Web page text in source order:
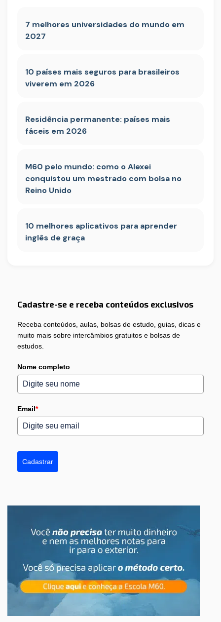
7 melhores universidades do mundo em
2027
10 países mais seguros para brasileiros
viverem em 2026
Residência permanente: países mais
fáceis em 2026
M60 pelo mundo: como o Alexei
conquistou um mestrado com bolsa no
Reino Unido
10 melhores aplicativos para aprender
inglês de graça
Cadastre-se e receba conteúdos exclusivos
Receba conteúdos, aulas, bolsas de estudo, guias, dicas e
muito mais sobre intercâmbios gratuitos e bolsas de
estudos.
Nome completo
Email*
Cadastrar